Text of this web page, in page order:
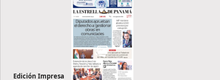
Edición Impresa